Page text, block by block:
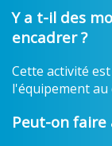
Y a t-il des
encadrer ?
Cette activité
l'équipement au
Peut-on faire